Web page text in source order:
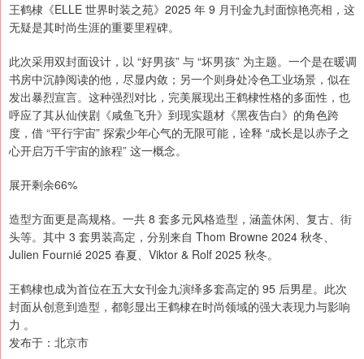
王鹤棣《ELLE 世界时装之苑》2025 年 9 月刊金九封面惊艳亮相，这
无疑是其时尚生涯的重要里程碑。
此次采用双封面设计，以 “好男孩” 与 “坏男孩” 为主题。一个是在暖调
书房中沉静阅读的他，尽显内敛；另一个则身处冷色工业场景，似在
发出暴烈宣言。这种强烈对比，完美展现出王鹤棣性格的多面性，也
呼应了其从仙侠剧《咸鱼飞升》到现实题材《黑夜告白》的角色跨
度，借 “平行宇宙” 探索少年心气的无限可能，诠释 “成长是以赤子之
心开启万千宇宙的旅程” 这一概念。
展开剩余66%
造型方面更是高规格。一共 8 套多元风格造型，涵盖休闲、复古、街
头等。其中 3 套男装高定，分别来自 Thom Browne 2024 秋冬、
Julien Fournié 2025 春夏、Viktor & Rolf 2025 秋冬。
王鹤棣也成为首位在五大女刊金九演绎多套高定的 95 后男星。此次
封面从创意到造型，都彰显出王鹤棣在时尚领域的强大表现力与影响
力 。
发布于：北京市